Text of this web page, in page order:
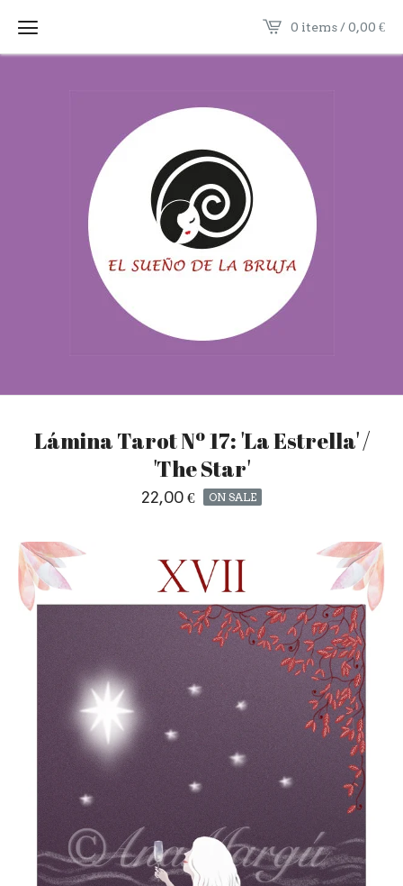
0 items / 0,00 €
Lámina Tarot Nº 17: 'La Estrella' /
'The Star'
22,00 € ON SALE